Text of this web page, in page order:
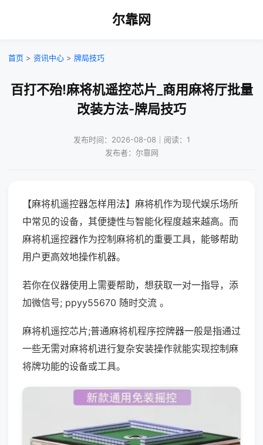
尔靠网
首页 > 资讯中心 > 牌局技巧
百打不殆!麻将机遥控芯片_商用麻将厅批量
改装方法-牌局技巧
发布时间：2026-08-08｜阅读：1
发布者：尔靠网
【麻将机遥控器怎样用法】麻将机作为现代娱乐场所
中常见的设备，其便捷性与智能化程度越来越高。而
麻将机遥控器作为控制麻将机的重要工具，能够帮助
用户更高效地操作机器。
若你在仪器使用上需要帮助，想获取一对一指导，添
加微信号; ppyy55670 随时交流 。
麻将机遥控芯片;普通麻将机程序控牌器一般是指通过
一些无需对麻将机进行复杂安装操作就能实现控制麻
将牌功能的设备或工具。